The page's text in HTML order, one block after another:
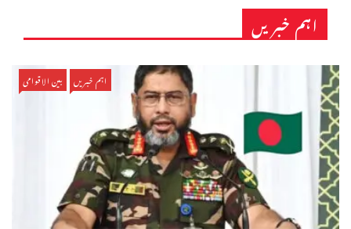
اہم خبریں
اہم خبریں بین الاقوامی